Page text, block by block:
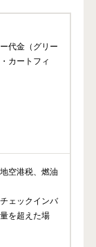
代金（グリー
カートフィ
空港税、燃油
ェックインバ
を超えた場